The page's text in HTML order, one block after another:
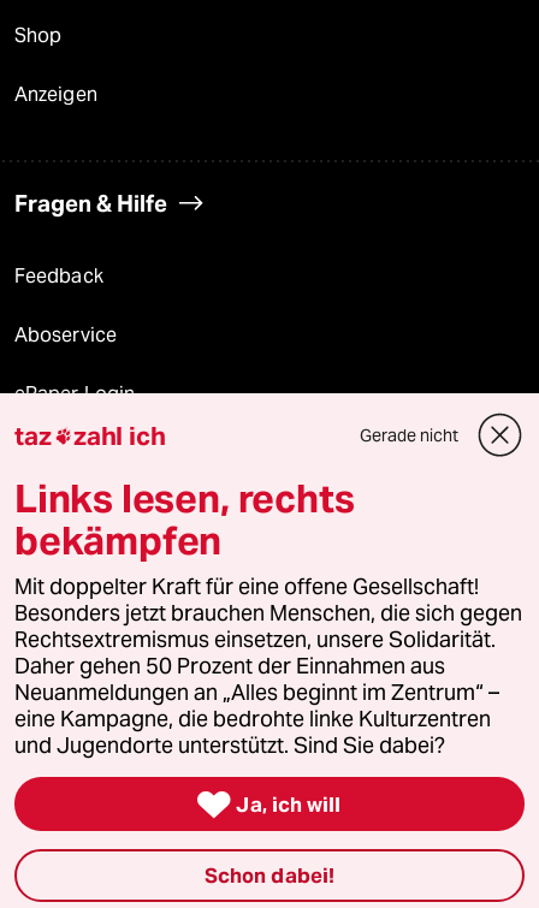
Shop
Anzeigen
Fragen & Hilfe
Feedback
Aboservice
ePaper Login
Downloads für Abonnierende
© 2026 taz Verlags und Vertriebs GmbH
Alle Rechte vorbehalten. Bei rechtlichen Fragen oder für Genehmigungen
wenden Sie sich bitte an
lizenzen@taz.de
Feedback Redaktionsstatut Kommune-Richtlinien
Leitlinie Informant Datenschutz Impressum AGB
Seitenwende Einwilligungen widerrufen (Ads)
taz zahl ich Gerade nicht
Links lesen, rechts
bekämpfen
Mit doppelter Kraft für eine offene Gesellschaft!
Besonders jetzt brauchen Menschen, die sich gegen
Rechtsextremismus einsetzen, unsere Solidarität.
Daher gehen 50 Prozent der Einnahmen aus
Neuanmeldungen an „Alles beginnt im Zentrum“ –
eine Kampagne, die bedrohte linke Kulturzentren
und Jugendorte unterstützt. Sind Sie dabei?
 Ja, ich will
Schon dabei!